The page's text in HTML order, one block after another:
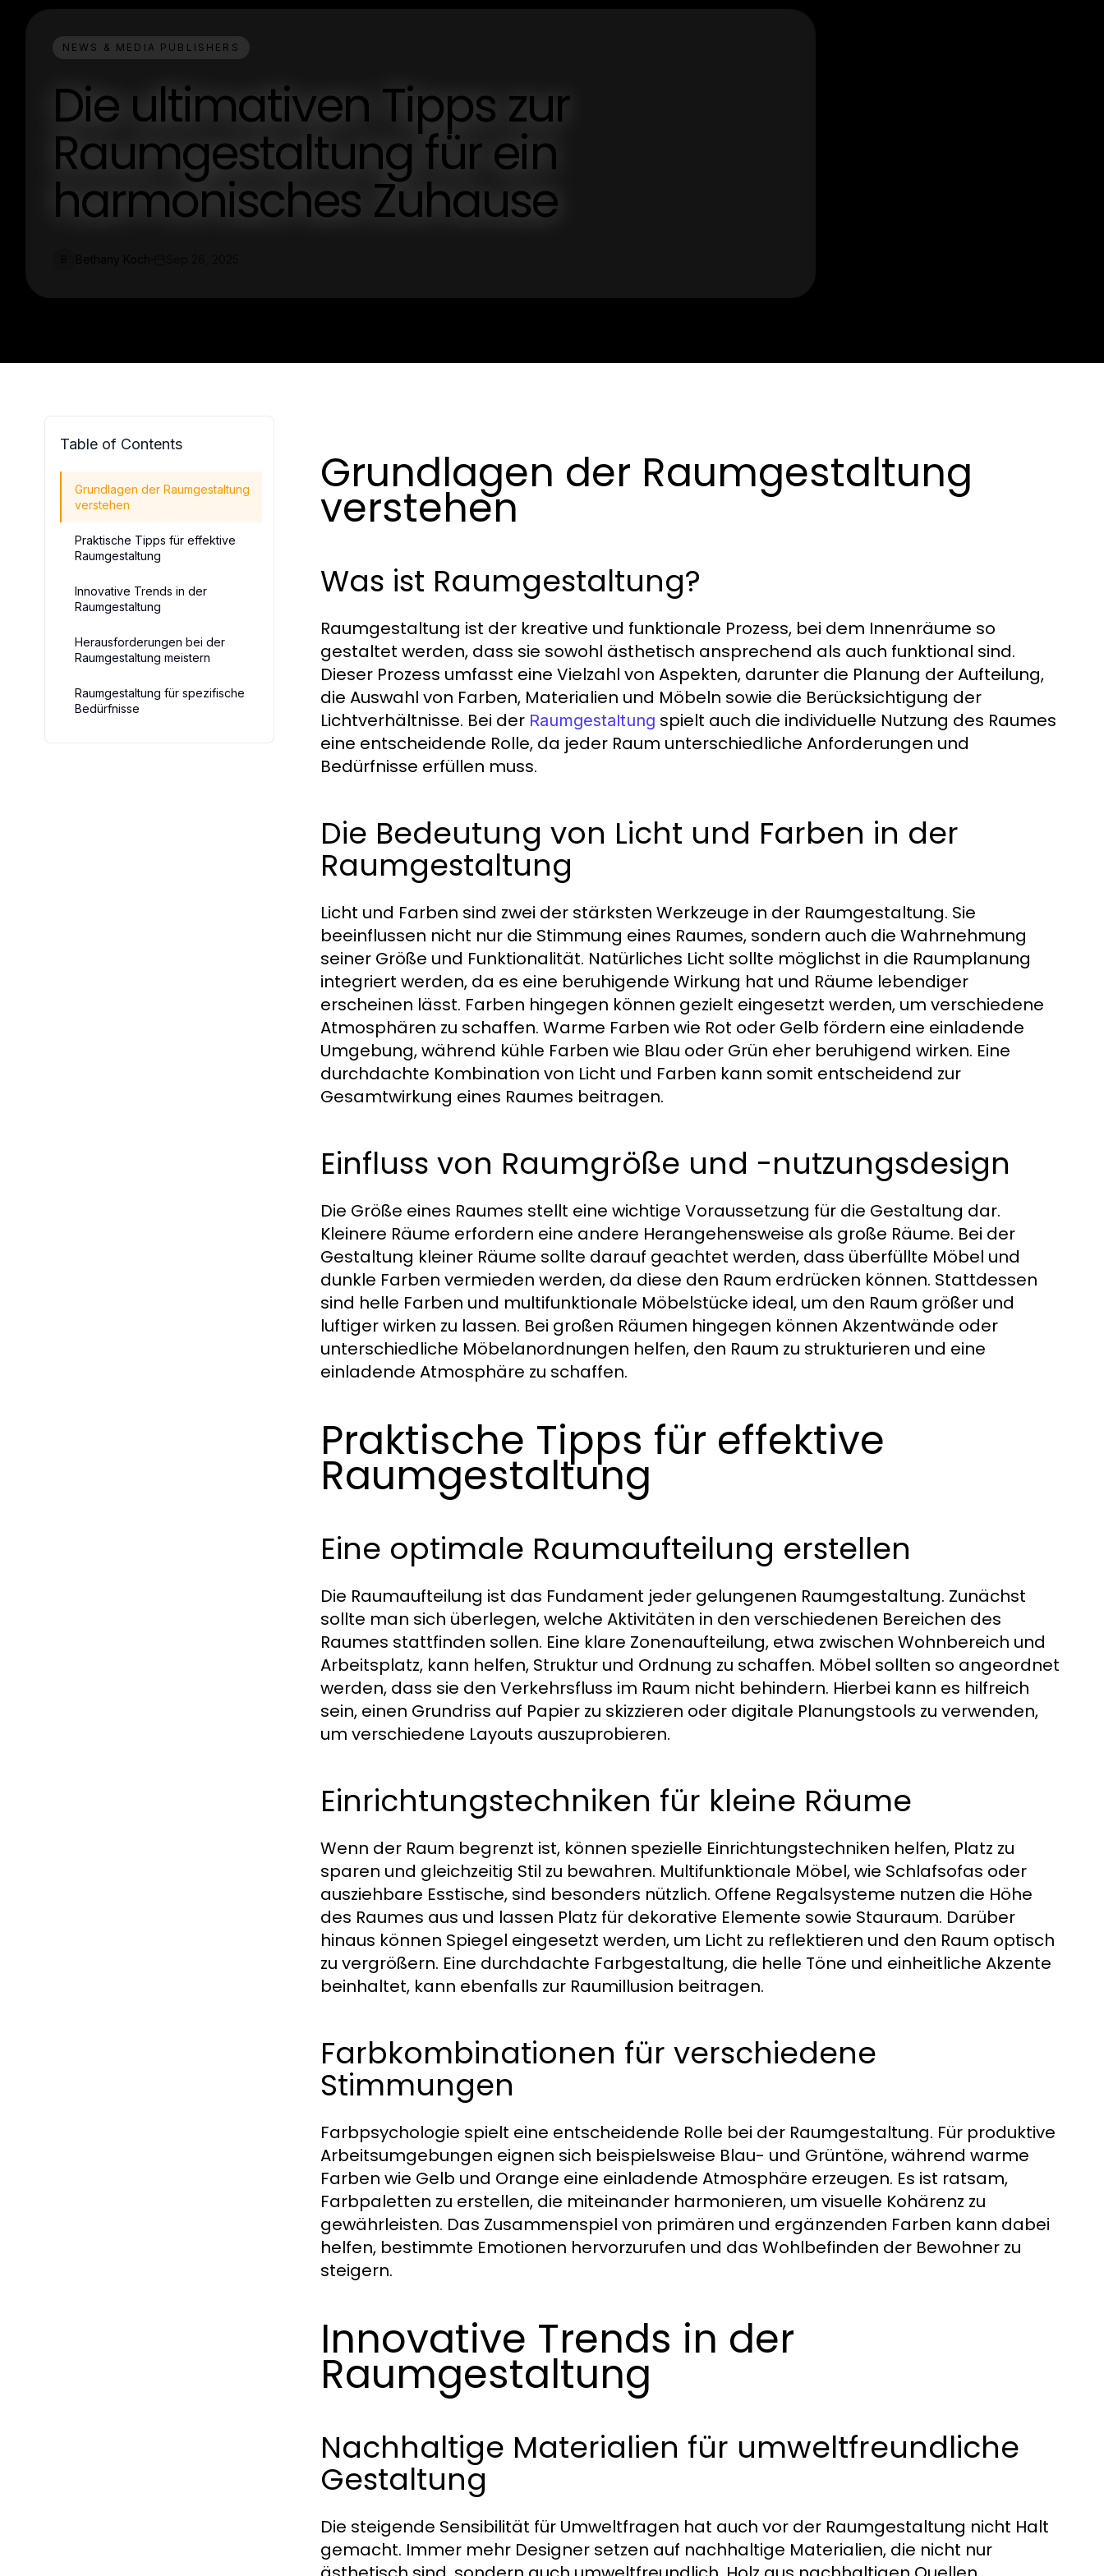
NEWS & MEDIA PUBLISHERS
Die ultimativen Tipps zur
Raumgestaltung für ein
harmonisches Zuhause
Table of Contents
Grundlagen der Raumgestaltung
verstehen
Praktische Tipps für effektive
Raumgestaltung
Innovative Trends in der
Raumgestaltung
Herausforderungen bei der
Raumgestaltung meistern
Raumgestaltung für spezifische
Bedürfnisse
Grundlagen der Raumgestaltung
verstehen
Was ist Raumgestaltung?
Raumgestaltung ist der kreative und funktionale Prozess, bei dem Innenräume so
gestaltet werden, dass sie sowohl ästhetisch ansprechend als auch funktional sind.
Dieser Prozess umfasst eine Vielzahl von Aspekten, darunter die Planung der Aufteilung,
die Auswahl von Farben, Materialien und Möbeln sowie die Berücksichtigung der
Lichtverhältnisse. Bei der Raumgestaltung spielt auch die individuelle Nutzung des Raumes
eine entscheidende Rolle, da jeder Raum unterschiedliche Anforderungen und
Bedürfnisse erfüllen muss.
Die Bedeutung von Licht und Farben in der
Raumgestaltung
Licht und Farben sind zwei der stärksten Werkzeuge in der Raumgestaltung. Sie
beeinflussen nicht nur die Stimmung eines Raumes, sondern auch die Wahrnehmung
seiner Größe und Funktionalität. Natürliches Licht sollte möglichst in die Raumplanung
integriert werden, da es eine beruhigende Wirkung hat und Räume lebendiger
erscheinen lässt. Farben hingegen können gezielt eingesetzt werden, um verschiedene
Atmosphären zu schaffen. Warme Farben wie Rot oder Gelb fördern eine einladende
Umgebung, während kühle Farben wie Blau oder Grün eher beruhigend wirken. Eine
durchdachte Kombination von Licht und Farben kann somit entscheidend zur
Gesamtwirkung eines Raumes beitragen.
Einfluss von Raumgröße und -nutzungsdesign
Die Größe eines Raumes stellt eine wichtige Voraussetzung für die Gestaltung dar.
Kleinere Räume erfordern eine andere Herangehensweise als große Räume. Bei der
Gestaltung kleiner Räume sollte darauf geachtet werden, dass überfüllte Möbel und
dunkle Farben vermieden werden, da diese den Raum erdrücken können. Stattdessen
sind helle Farben und multifunktionale Möbelstücke ideal, um den Raum größer und
luftiger wirken zu lassen. Bei großen Räumen hingegen können Akzentwände oder
unterschiedliche Möbelanordnungen helfen, den Raum zu strukturieren und eine
einladende Atmosphäre zu schaffen.
Praktische Tipps für effektive
Raumgestaltung
Eine optimale Raumaufteilung erstellen
Die Raumaufteilung ist das Fundament jeder gelungenen Raumgestaltung. Zunächst
sollte man sich überlegen, welche Aktivitäten in den verschiedenen Bereichen des
Raumes stattfinden sollen. Eine klare Zonenaufteilung, etwa zwischen Wohnbereich und
Arbeitsplatz, kann helfen, Struktur und Ordnung zu schaffen. Möbel sollten so angeordnet
werden, dass sie den Verkehrsfluss im Raum nicht behindern. Hierbei kann es hilfreich
sein, einen Grundriss auf Papier zu skizzieren oder digitale Planungstools zu verwenden,
um verschiedene Layouts auszuprobieren.
Einrichtungstechniken für kleine Räume
Wenn der Raum begrenzt ist, können spezielle Einrichtungstechniken helfen, Platz zu
sparen und gleichzeitig Stil zu bewahren. Multifunktionale Möbel, wie Schlafsofas oder
ausziehbare Esstische, sind besonders nützlich. Offene Regalsysteme nutzen die Höhe
des Raumes aus und lassen Platz für dekorative Elemente sowie Stauraum. Darüber
hinaus können Spiegel eingesetzt werden, um Licht zu reflektieren und den Raum optisch
zu vergrößern. Eine durchdachte Farbgestaltung, die helle Töne und einheitliche Akzente
beinhaltet, kann ebenfalls zur Raumillusion beitragen.
Farbkombinationen für verschiedene
Stimmungen
Farbpsychologie spielt eine entscheidende Rolle bei der Raumgestaltung. Für produktive
Arbeitsumgebungen eignen sich beispielsweise Blau- und Grüntöne, während warme
Farben wie Gelb und Orange eine einladende Atmosphäre erzeugen. Es ist ratsam,
Farbpaletten zu erstellen, die miteinander harmonieren, um visuelle Kohärenz zu
gewährleisten. Das Zusammenspiel von primären und ergänzenden Farben kann dabei
helfen, bestimmte Emotionen hervorzurufen und das Wohlbefinden der Bewohner zu
steigern.
Innovative Trends in der
Raumgestaltung
Nachhaltige Materialien für umweltfreundliche
Gestaltung
Die steigende Sensibilität für Umweltfragen hat auch vor der Raumgestaltung nicht Halt
gemacht. Immer mehr Designer setzen auf nachhaltige Materialien, die nicht nur